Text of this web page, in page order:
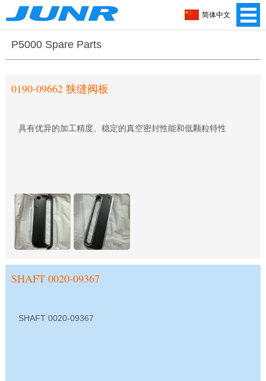
P5000 Spare Parts
0190-09662 狭缝阀板
具有优异的加工精度、稳定的真空密封性能和低颗粒特性
SHAFT 0020-09367
SHAFT 0020-09367
简体中文